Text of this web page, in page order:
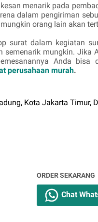
menarik pada
dalam pengiriman
orang lain akan
surat dalam kegiatan
mungkin.
Anda
perusahaan murah.
Kota Jakarta Timur,
ORDER SEKARANG
Chat